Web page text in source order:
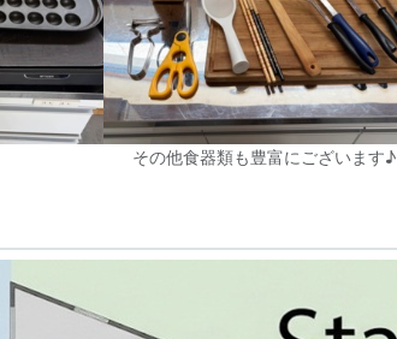
その他食器類も豊富にございます♪